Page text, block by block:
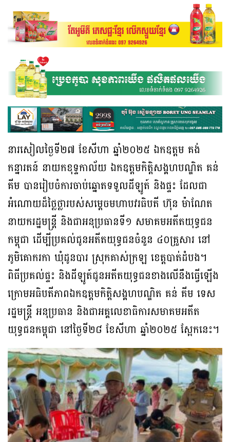
នារសៀលថ្ងៃទី២៧ ខែសីហា ឆ្នាំ២០២៥ ឯកឧត្តម គង់
កន្នារតន៍ នាយកខុទ្ទកាល័យ ឯកឧត្តមកិត្តិសង្គហបណ្ឌិត គន់
គីម បានរៀបចំការចាប់ឆ្នោតទទួលដីឡូត៍ និងផ្ទះ ដែលជា
អំណោយដ៏ថ្លៃថ្លារបស់សម្តេចមហាបវរធិបតី ហ៊ុន ម៉ាណែត
នាយករដ្ឋមន្រ្តី និងជាអនុប្រធានទី១ សមាគមអតីតយុទ្ធជន
កម្ពុជា ដើម្បីប្រគល់ជូនអតីតយុទ្ធជនចំនួន ៤០គ្រួសារ នៅ
ភូមិគោករកា ឃុំដូនបារ ស្រុកគាស់ក្រឡ ខេត្តបាត់ដំបង។
ពិធីប្រគល់ផ្ទះ និងដីឡូត៍ជូនអតីតយុទ្ធជនខាងលើនឹងធ្វើឡើង
ក្រោមអធិបតីភាពឯកឧត្តមកិត្តិសង្គហបណ្ឌិត គន់ គីម ទេស
រដ្ឋមន្រ្តី អនុប្រធាន និងជាអគ្គលេខាធិការសមាគមអតីត
យុទ្ធជនកម្ពុជា នៅថ្ងៃទី២៨ ខែសីហា ឆ្នាំ២០២៥ ស្អែកនេះ។